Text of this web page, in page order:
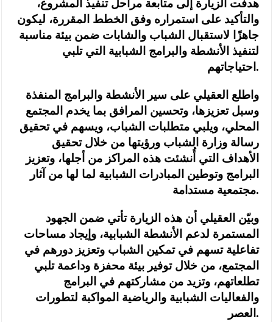
هدفت الزيارة إلى متابعة مراحل تنفيذ المشروع،
والتأكيد على استمراره وفق الخطط المقررة، ليكون
جاهزًا لاستقبال الشباب والشابات ضمن بيئة مناسبة
لتنفيذ الأنشطة والبرامج الشبابية التي تلبي
احتياجاتهم.
واطلع العقيلي على سير الأنشطة والبرامج المنفذة
وسبل تعزيزها، وتحسين المرافق بما يخدم المجتمع
المحلي، ويلبي متطلبات الشباب، ويسهم في تحقيق
رسالة وزارة الشباب ورؤيتها من خلال تحقيق
الأهداف التي أُنشئت هذه المراكز من أجلها، وتعزيز
البرامج وتوطين المبادرات الشبابية لما لها من آثار
مجتمعية مستدامة.
وبيّن العقيلي أن هذه الزيارة تأتي ضمن الجهود
المستمرة لدعم الأنشطة الشبابية، وإيجاد مساحات
تفاعلية تسهم في تمكين الشباب وتعزيز دورهم في
المجتمع، من خلال توفير بيئة محفزة وداعمة تلبي
تطلعاتهم، وتزيد من مشاركتهم في البرامج
والفعاليات الشبابية والرياضية المواكبة لتطورات
العصر.